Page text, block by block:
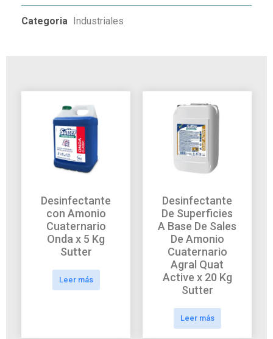
Categoria Industriales
Desinfectante
con Amonio
Cuaternario
Onda x 5 Kg
Sutter
Leer más
Desinfectante
De Superficies
A Base De Sales
De Amonio
Cuaternario
Agral Quat
Active x 20 Kg
Sutter
Leer más